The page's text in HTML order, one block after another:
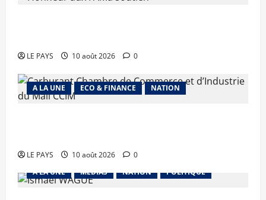
LE PAYS 10 août 2026 0
A LA UNE ECO & FINANCE NATION
LE PAYS 10 août 2026
0
A LA UNE
MEDIAS NATION POLITIQUE